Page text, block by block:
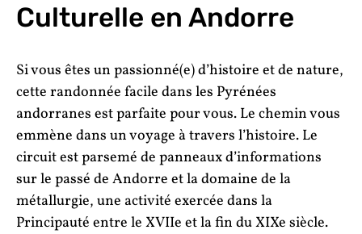
Culturelle en Andorre
Si vous êtes un passionné(e) d’histoire et de nature,
cette randonnée facile dans les Pyrénées
andorranes est parfaite pour vous. Le chemin vous
emmène dans un voyage à travers l’histoire. Le
circuit est parsemé de panneaux d’informations
sur le passé de Andorre et la domaine de la
métallurgie, une activité exercée dans la
Principauté entre le XVIIe et la fin du XIXe siècle.